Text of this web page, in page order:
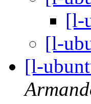
[l-
[l-
[l-